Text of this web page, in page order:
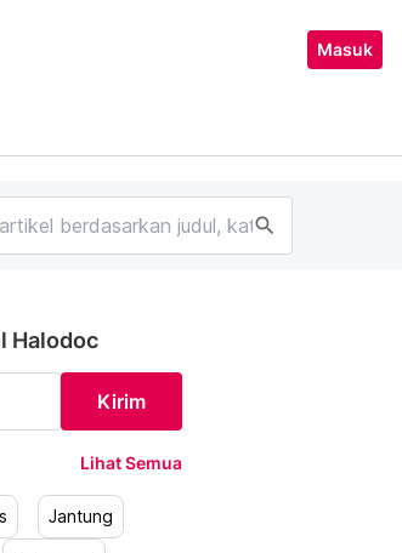
Masuk
search
Halodoc
Kirim
Lihat Semua
Jantung